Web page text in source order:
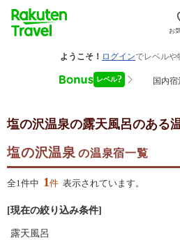
お
塩の沢温泉の露天風呂のある
塩の沢温泉 の温泉宿一覧
全1件中 1件 表示されています。
[現在の絞り込み条件]
露天風呂